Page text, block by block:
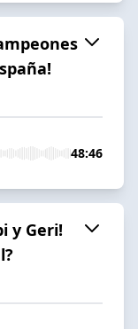
48:46
y Geri!